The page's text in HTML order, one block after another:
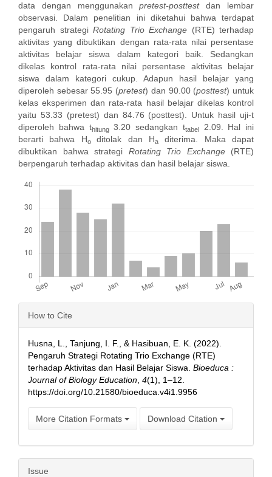
data dengan menggunakanpretest-posttestdan lembar
observasi. Dalam penelitian ini diketahui bahwa terdapat
pengaruh strategi Rotating Trio Exchange (RTE) terhadap
aktivitas yang dibuktikan dengan rata-rata nilai persentase
aktivitas belajar siswa dalam kategori baik. Sedangkan
dikelas kontrol rata-rata nilai persentase aktivitas belajar
siswa dalam kategori cukup. Adapun hasil belajar yang
diperoleh sebesar 55.95 (pretest) dan 90.00 (posttest) untuk
kelas eksperimen dan rata-rata hasil belajar dikelas kontrol
yaitu 53.33 (pretest) dan 84.76 (posttest). Untuk hasil uji-t
diperoleh bahwa thitung3.20 sedangkan ttabel2.09. Hal ini
berarti bahwa Hoditolak dan Haditerima. Maka dapat
dibuktikan bahwa strategi Rotating Trio Exchange(RTE)
berpengaruh terhadap aktivitas dan hasil belajar siswa.
Article
Details
How to Cite
Husna, L., Tanjung, I. F., & Hasibuan, E. K. (2022).
Pengaruh Strategi Rotating Trio Exchange (RTE)
terhadap Aktivitas dan Hasil Belajar Siswa. Bioeduca :
Journal of Biology Education 4(1), 1–12.
https://doi.org/10.21580/bioeduca.v4i1.9956
More Citation Formats Download Citation
Issue